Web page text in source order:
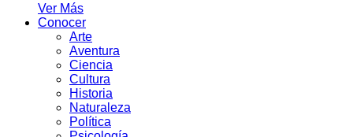
Ver Más
Conocer
Arte
Aventura
Ciencia
Cultura
Historia
Naturaleza
Política